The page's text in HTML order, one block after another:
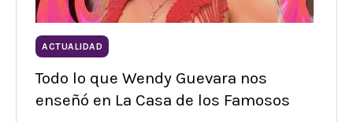
ACTUALIDAD
Todo lo que Wendy Guevara nos
enseñó en La Casa de los Famosos